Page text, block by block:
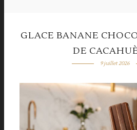
GLACE BANANE
DE
9 juillet 2026